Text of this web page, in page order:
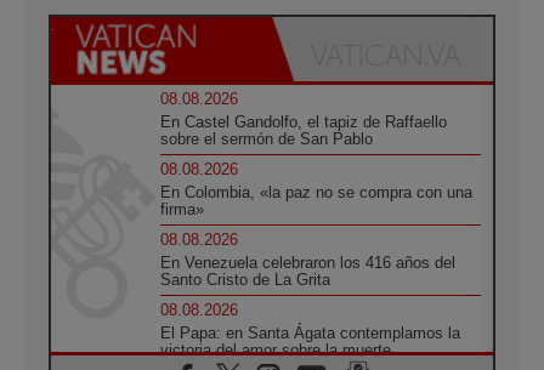
08.08.2026
En Castel Gandolfo, el tapiz de Raffaello
sobre el sermón de San Pablo
08.08.2026
En Colombia, «la paz no se compra con una
firma»
08.08.2026
En Venezuela celebraron los 416 años del
Santo Cristo de La Grita
08.08.2026
El Papa: en Santa Ágata contemplamos la
victoria del amor sobre la muerte